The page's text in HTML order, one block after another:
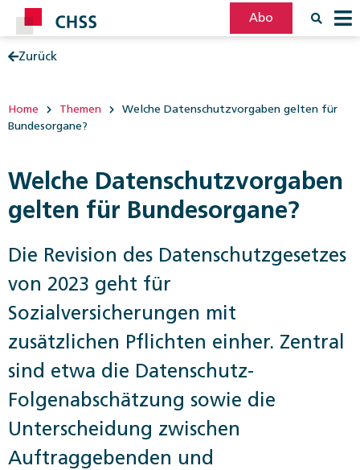
Abo
Zurück
Home Themen
Welche Datenschutzvorgaben gelten für
Bundesorgane?
Welche Datenschutzvorgaben
gelten für Bundesorgane?
Die Revision des Datenschutzgesetzes
von 2023 geht für
Sozialversicherungen mit
zusätzlichen Pflichten einher. Zentral
sind etwa die Datenschutz-
Folgenabschätzung sowie die
Unterscheidung zwischen
Auftraggebenden und